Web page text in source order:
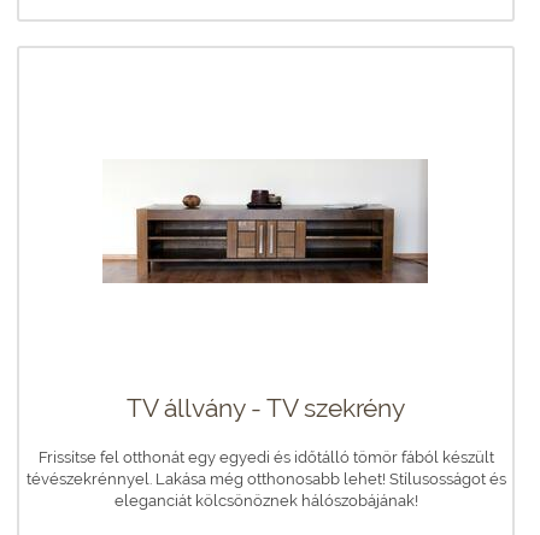
TV állvány - TV szekrény
Frissítse fel otthonát egy egyedi és időtálló tömör fából készült
tévészekrénnyel. Lakása még otthonosabb lehet! Stílusosságot és
eleganciát kölcsönöznek hálószobájának!